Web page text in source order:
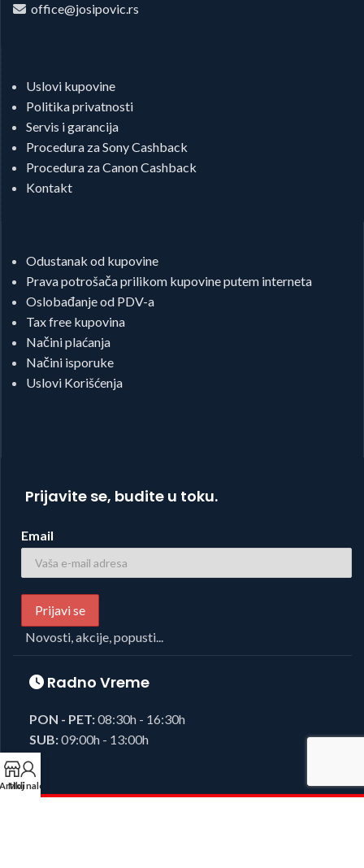
office@josipovic.rs
Uslovi kupovine
Politika privatnosti
Servis i garancija
Procedura za Sony Cashback
Procedura za Canon Cashback
Kontakt
Odustanak od kupovine
Prava potrošača prilikom kupovine putem interneta
Oslobađanje od PDV-a
Tax free kupovina
Načini plaćanja
Načini isporuke
Uslovi Korišćenja
Prijavite se, budite u toku.
Email
Novosti, akcije, popusti...
Radno Vreme
PON - PET:08:30h - 16:30h
SUB:09:00h - 13:00h
Artikli
Moj nalog